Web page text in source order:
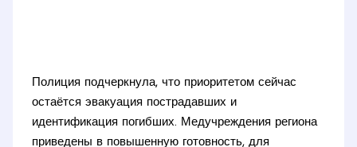
Полиция подчеркнула, что приоритетом сейчас
остаётся эвакуация пострадавших и
идентификация погибших. Медучреждения региона
приведены в повышенную готовность, для